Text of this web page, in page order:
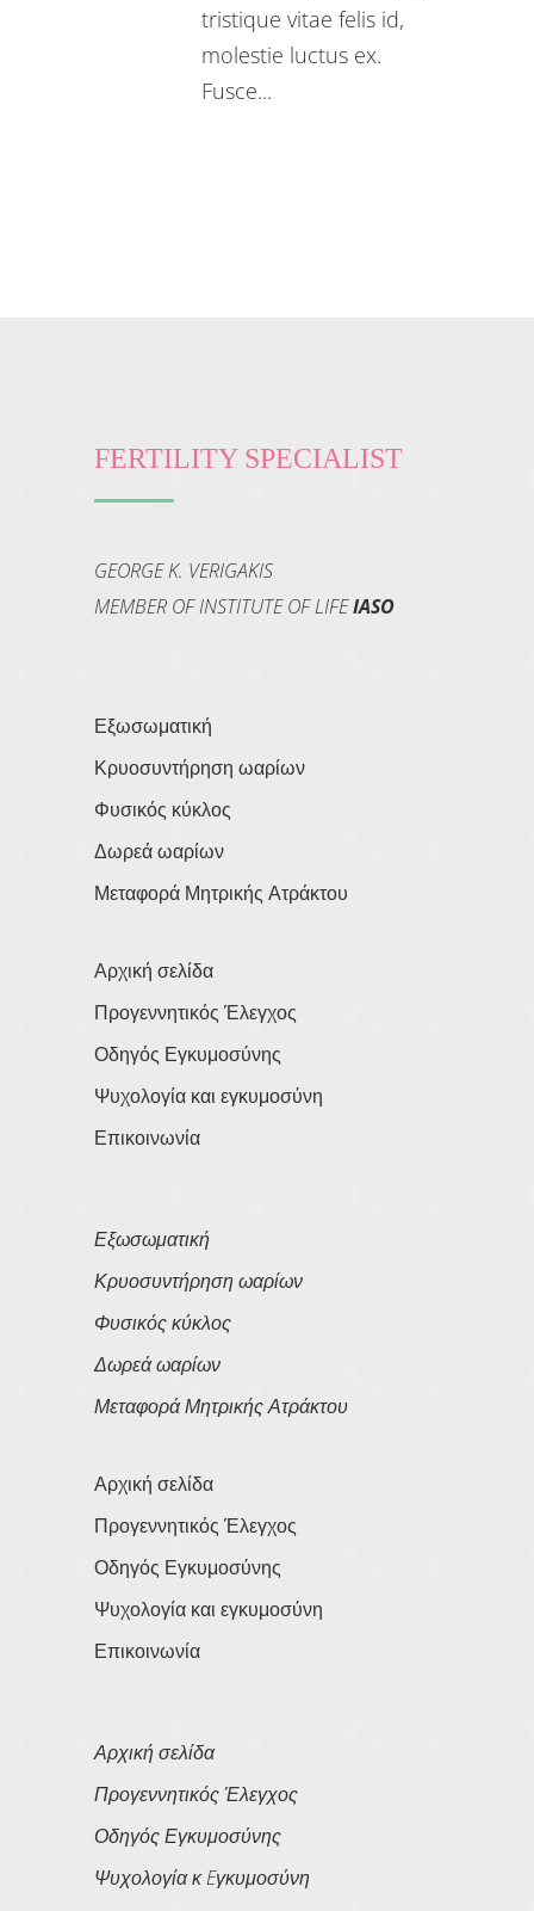
tristique vitae felis id,
molestie luctus ex.
Fusce...
FERTILITY SPECIALIST
GEORGE K. VERIGAKIS
MEMBER OF INSTITUTE OF LIFEIASO
Εξωσωματική
Κρυοσυντήρηση ωαρίων
Φυσικός κύκλος
Δωρεά ωαρίων
Μεταφορά Μητρικής Ατράκτου
Αρχική σελίδα
Προγεννητικός Έλεγχος
Οδηγός Εγκυμοσύνης
Ψυχολογία και εγκυμοσύνη
Επικοινωνία
Εξωσωματική
Κρυοσυντήρηση ωαρίων
Φυσικός κύκλος
Δωρεά ωαρίων
Μεταφορά Μητρικής Ατράκτου
Αρχική σελίδα
Προγεννητικός Έλεγχος
Οδηγός Εγκυμοσύνης
Ψυχολογία και εγκυμοσύνη
Επικοινωνία
Αρχική σελίδα
Προγεννητικός Έλεγχος
Οδηγός Εγκυμοσύνης
Ψυχολογία κ Eγκυμοσύνη